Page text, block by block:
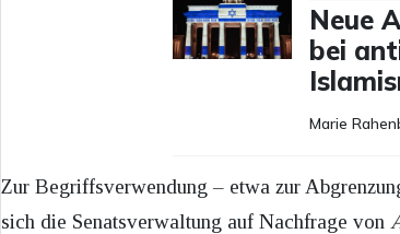
Neue
bei
Marie
Zur Begriffsverwendung – etwa zur
sich die Senatsverwaltung auf Nachfrage von